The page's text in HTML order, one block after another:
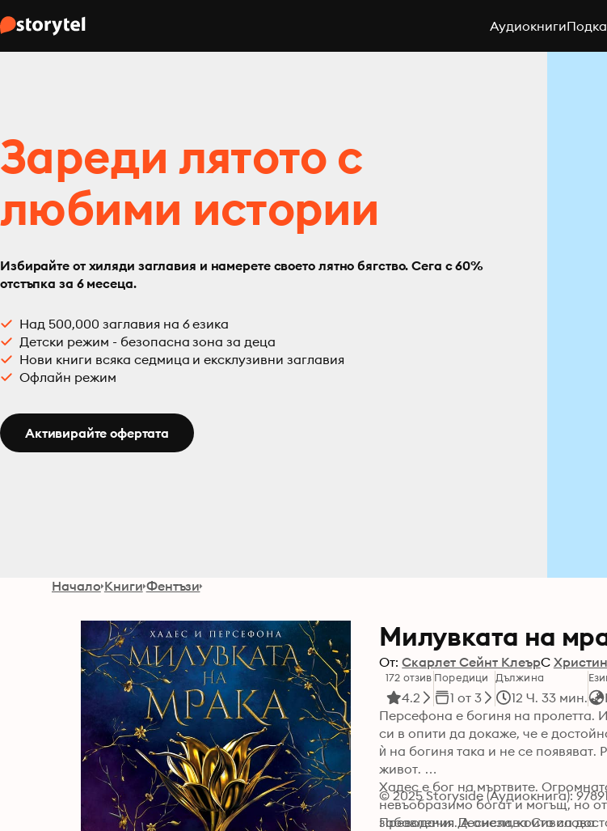
Аудиокниги
Зареди лятото с
любими истории
Избирайте от хиляди заглавия и намерете своето лятно бягство. Сега с 60%
отстъпка за 6 месеца.
Над 500,000 заглавия на 6 езика
Детски режим - безопасна зона за деца
Нови книги всяка седмица и ексклузивни заглавия
Офлайн режим
Активирайте офертата
Начало Книги Фентъзи
Милувката на
От: Скарлет Сейнт КлеърС
172 отзив
4.2
Поредици
1 от 3
Дължина
12 Ч. 33 мин.
Персефона е богиня на пролетта.
си в опити да докаже, че е
ѝ на богиня така и не се
живот.
Хадес е бог на мъртвите.
невъобразимо богат и могъщ, но
забавления. A oнези, които са
© 2025 Storyside (Аудиокнига):
Преводачи: Десислава Сивилова